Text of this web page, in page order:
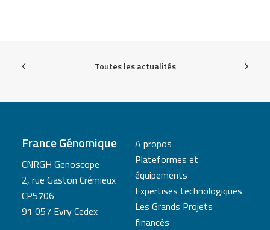
Toutes les actualités
France Génomique
CNRGH Genoscope
2, rue Gaston Crémieux
CP5706
91 057 Evry Cedex
A propos
Plateformes et
équipements
Expertises technologiques
Les Grands Projets
financés